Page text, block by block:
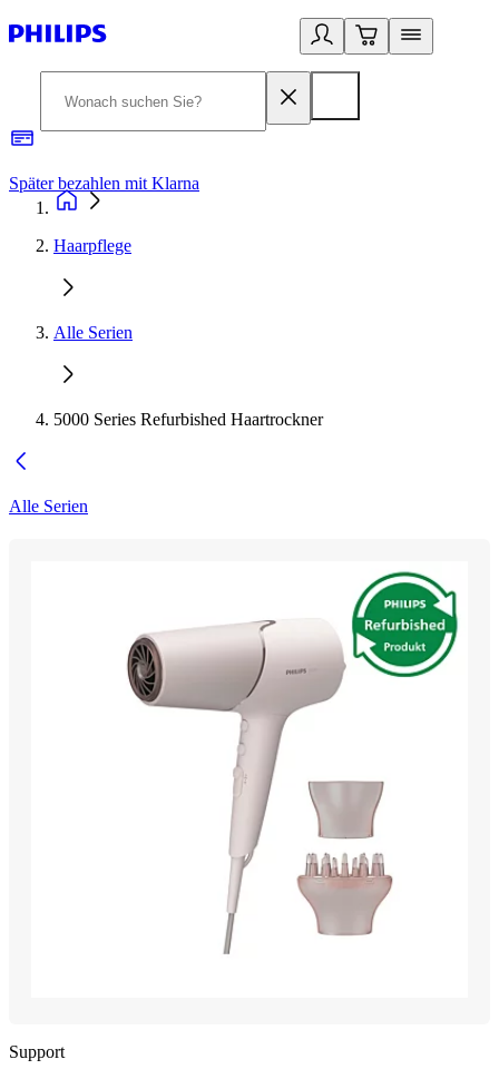
Später bezahlen mit Klarna
Haarpflege
Alle Serien
5000 Series Refurbished Haartrockner
Alle Serien
Support